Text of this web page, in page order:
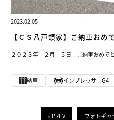
2023.02.05
【ＣＳ八戸類家】ご納車おめ
２０２３年 ２月 ５日 ご納車おめで
納車 インプレッサ G4
« PREV フォトギャ